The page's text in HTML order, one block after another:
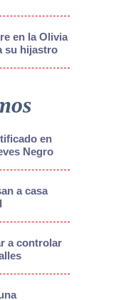
en la Olivia
su hijastro
en
Negro
a casa
a controlar